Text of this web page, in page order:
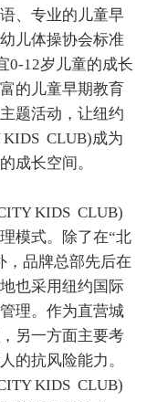
、专业的儿童早
儿体操协会标准
0-12岁儿童的成长
的儿童早期教育
题活动，让纽约
KIDS CLUB)成为
成长空间。
KIDS CLUB)
模式。除了在“北
，品牌总部先后在
也采用纽约国际
理。作为直营城
另一方面主要考
的抗风险能力。
KIDS CLUB)